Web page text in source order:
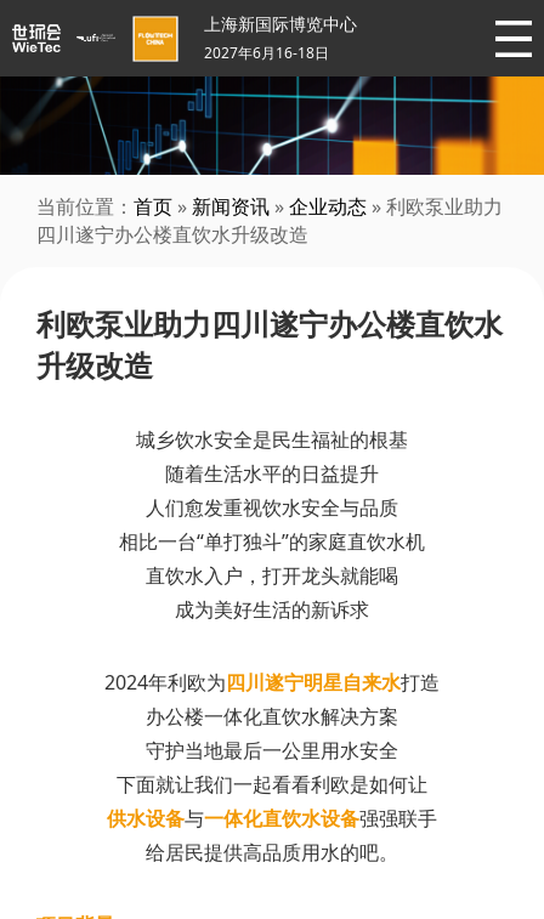
上海新国际博览中心
2027年6月16-18日
当前位置： 首页 » 新闻资讯 »企业动态 » 利欧泵业助力
四川遂宁办公楼直饮水升级改造
利欧泵业助力四川遂宁办公楼直饮水
升级改造
城乡饮水安全是民生福祉的根基
随着生活水平的日益提升
人们愈发重视饮水安全与品质
相比一台“单打独斗”的家庭直饮水机
直饮水入户，打开龙头就能喝
成为美好生活的新诉求
2024年利欧为四川遂宁明星自来水打造
办公楼一体化直饮水解决方案
守护当地最后一公里用水安全
下面就让我们一起看看利欧是如何让
供水设备与一体化直饮水设备强强联手
给居民提供高品质用水的吧。